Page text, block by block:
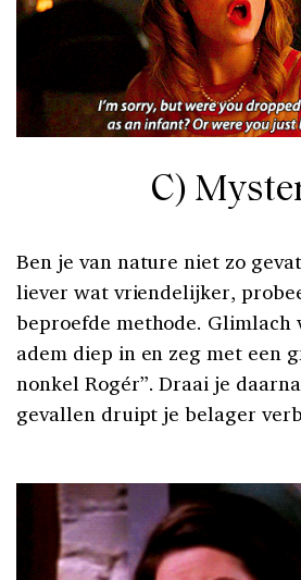
C)
Ben je van nature niet zo
liever wat vriendelijker,
beproefde methode. Glimlach
adem diep in en zeg met een
nonkel Rogér”. Draai je
gevallen druipt je belager